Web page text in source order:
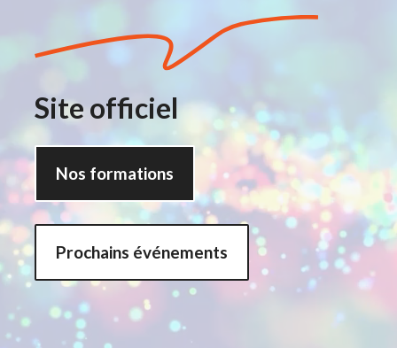
Site officiel
Nos formations
Prochains événements